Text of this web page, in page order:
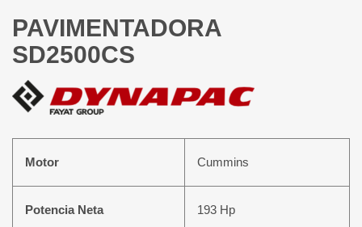
PAVIMENTADORA
SD2500CS
Motor Cummins
Potencia Neta 193 Hp